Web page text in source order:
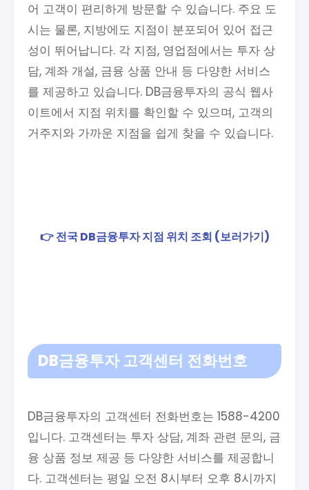
어 고객이 편리하게 방문할 수 있습니다. 주요 도
시는 물론, 지방에도 지점이 분포되어 있어 접근
성이 뛰어납니다. 각 지점, 영업점에서는 투자 상
담, 계좌 개설, 금융 상품 안내 등 다양한 서비스
를 제공하고 있습니다. DB금융투자의 공식 웹사
이트에서 지점 위치를 확인할 수 있으며, 고객의
거주지와 가까운 지점을 쉽게 찾을 수 있습니다.
👉 전국 DB금융투자 지점 위치 조회 (보러가기)
DB금융투자 고객센터 전화번호
DB금융투자의 고객센터 전화번호는 1588-4200
입니다. 고객센터는 투자 상담, 계좌 관련 문의, 금
융 상품 정보 제공 등 다양한 서비스를 제공합니
다. 고객센터는 평일 오전 8시부터 오후 8시까지